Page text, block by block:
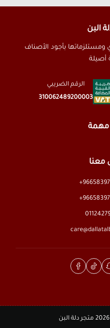
البن
ومستلزماتها بأجود الأصناف
الرقم الضريبي
310062489200003
مهمة
معنا
متجر دلة البن